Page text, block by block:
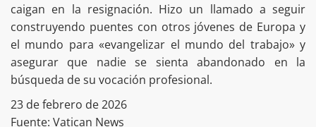
caigan en la resignación. Hizo un llamado a seguir
construyendo puentes con otros jóvenes de Europa y
el mundo para «evangelizar el mundo del trabajo» y
asegurar que nadie se sienta abandonado en la
búsqueda de su vocación profesional.
23 de febrero de 2026
Fuente: Vatican News